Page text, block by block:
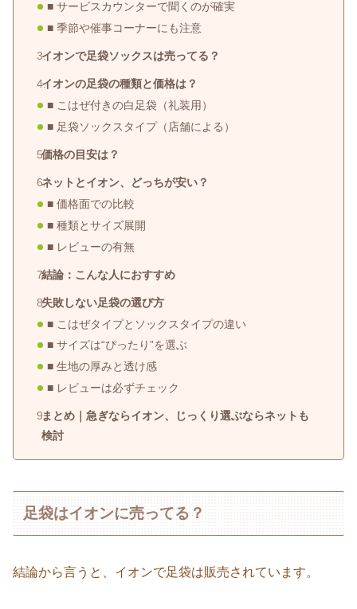
■ サービスカウンターで聞くのが確実
■ 季節や催事コーナーにも注意
イオンで足袋ソックスは売ってる？
イオンの足袋の種類と価格は？
■ こはぜ付きの白足袋（礼装用）
■ 足袋ソックスタイプ（店舗による）
価格の目安は？
ネットとイオン、どっちが安い？
■ 価格面での比較
■ 種類とサイズ展開
■ レビューの有無
結論：こんな人におすすめ
失敗しない足袋の選び方
■ こはぜタイプとソックスタイプの違い
■ サイズは“ぴったり”を選ぶ
■ 生地の厚みと透け感
■ レビューは必ずチェック
まとめ｜急ぎならイオン、じっくり選ぶならネットも
検討
足袋はイオンに売ってる？
結論から言うと、イオンで足袋は販売されています。